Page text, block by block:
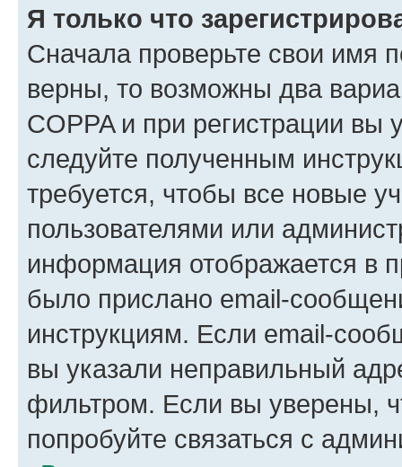
Я только что
Сначала проверьте свои имя
верны, то возможны два
COPPA и при регистрации вы
следуйте полученным
требуется, чтобы все новые
пользователями или
информация отображается в
было прислано email-
инструкциям. Если email-
вы указали неправильный
фильтром. Если вы уверены,
попробуйте связаться с